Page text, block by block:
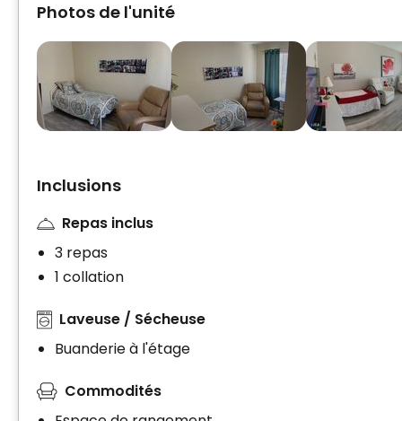
Photos de l'unité
Inclusions
Repas inclus
3 repas
1 collation
Laveuse / Sécheuse
Buanderie à l'étage
Commodités